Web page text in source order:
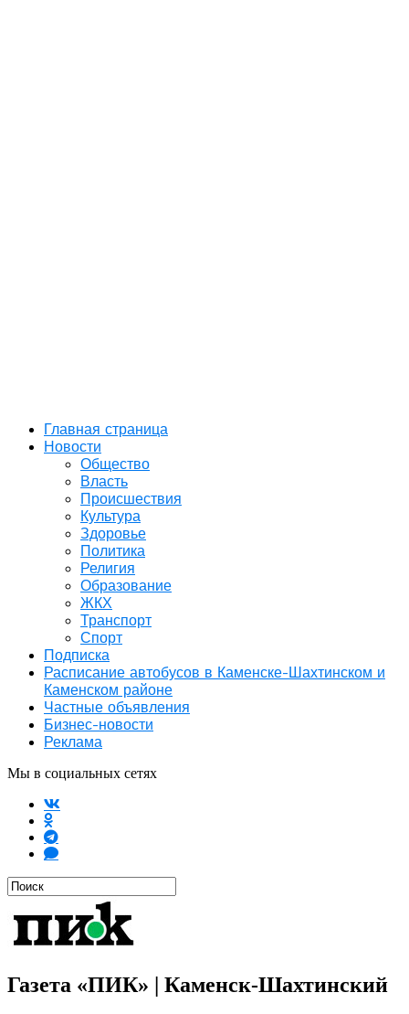
Главная страница
Новости
Общество
Власть
Происшествия
Культура
Здоровье
Политика
Религия
Образование
ЖКХ
Транспорт
Спорт
Подписка
Расписание автобусов в Каменске-Шахтинском и
Каменском районе
Частные объявления
Бизнес-новости
Реклама
Мы в социальных сетях
Газета «ПИК» | Каменск-Шахтинский